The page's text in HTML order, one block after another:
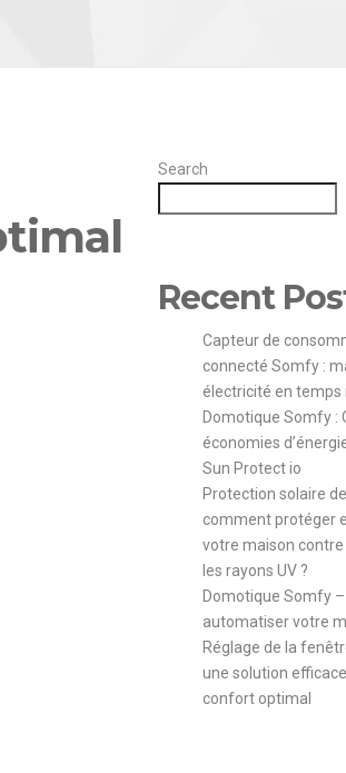
Search
Recent
Capteur de
connecté Somfy :
électricité en temps
Domotique Somfy :
économies
Sun Protect io
Protection solaire
comment protéger
votre maison
les rayons UV ?
Domotique Somfy
automatiser votre
Réglage de la
une solution
confort optimal